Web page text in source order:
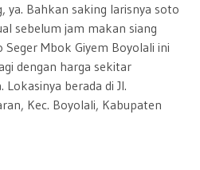
ya. Bahkan saking larisnya soto
sebelum jam makan siang
Seger Mbok Giyem Boyolali ini
dengan harga sekitar
Lokasinya berada di Jl.
Kec. Boyolali, Kabupaten